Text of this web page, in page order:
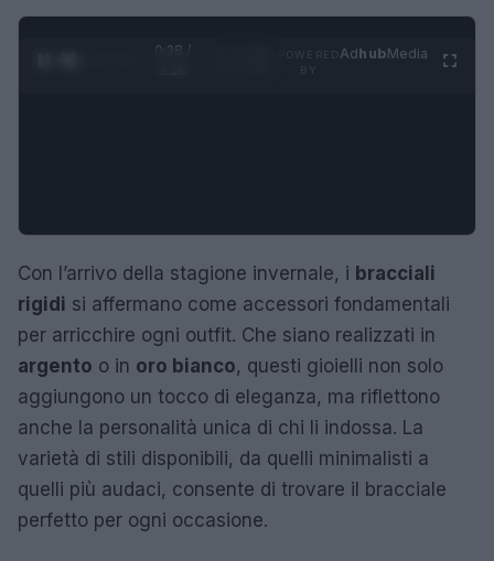
0:29 /
AdhubMedia
Con l’arrivo della stagione invernale, i bracciali
rigidi si affermano come accessori fondamentali
per arricchire ogni outfit. Che siano realizzati in
argento o in oro bianco, questi gioielli non solo
aggiungono un tocco di eleganza, ma riflettono
anche la personalità unica di chi li indossa. La
varietà di stili disponibili, da quelli minimalisti a
quelli più audaci, consente di trovare il bracciale
perfetto per ogni occasione.